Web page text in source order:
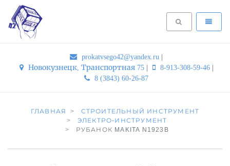
prokatvsego42@yandex.ru |
Новокузнецк, Транспортная 75 | 8-913-308-59-46 |
8 (3843) 60-26-87
ГЛАВНАЯ
СТРОИТЕЛЬНЫЙ ИНСТРУМЕНТ
ЭЛЕКТРО-ИНСТРУМЕНТ
РУБАНОК MAKITA N1923B